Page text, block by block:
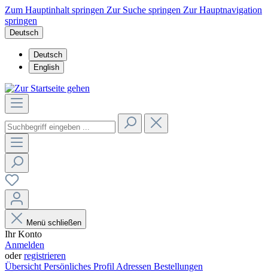
Zum Hauptinhalt springen Zur Suche springen Zur Hauptnavigation
springen
Deutsch
Deutsch
English
Menü schließen
Ihr Konto
Anmelden
oderregistrieren
Übersicht Persönliches Profil Adressen Bestellungen